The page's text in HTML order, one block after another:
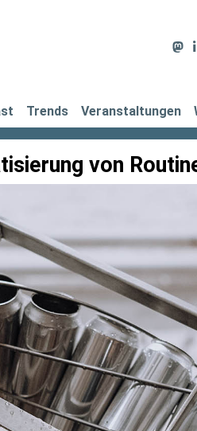
Trends Veranstaltungen
von